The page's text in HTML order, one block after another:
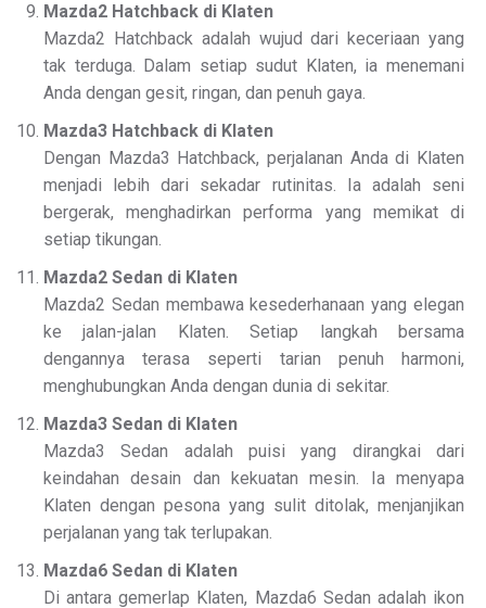
Mazda2 Hatchback di Klaten
Mazda2 Hatchback adalah wujud dari keceriaan yang
tak terduga. Dalam setiap sudut Klaten, ia menemani
Anda dengan gesit, ringan, dan penuh gaya.
Mazda3 Hatchback di Klaten
Dengan Mazda3 Hatchback, perjalanan Anda di Klaten
menjadi lebih dari sekadar rutinitas. Ia adalah seni
bergerak, menghadirkan performa yang memikat di
setiap tikungan.
Mazda2 Sedan di Klaten
Mazda2 Sedan membawa kesederhanaan yang elegan
ke jalan-jalan Klaten. Setiap langkah bersama
dengannya terasa seperti tarian penuh harmoni,
menghubungkan Anda dengan dunia di sekitar.
Mazda3 Sedan di Klaten
Mazda3 Sedan adalah puisi yang dirangkai dari
keindahan desain dan kekuatan mesin. Ia menyapa
Klaten dengan pesona yang sulit ditolak, menjanjikan
perjalanan yang tak terlupakan.
Mazda6 Sedan di Klaten
Di antara gemerlap Klaten, Mazda6 Sedan adalah ikon